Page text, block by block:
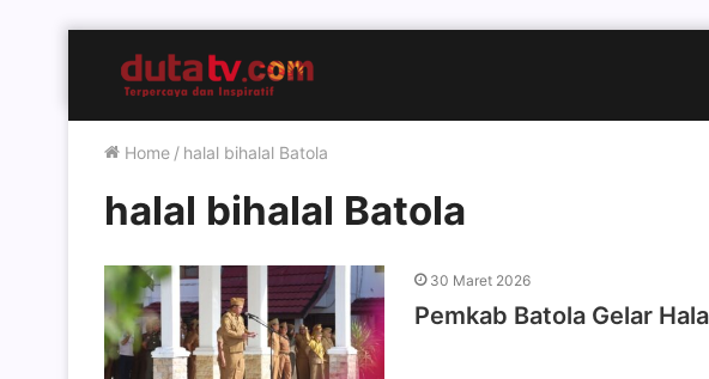
Home / halal bihalal Batola
halal bihalal Batola
30 Maret 2026
Pemkab Batola Gelar